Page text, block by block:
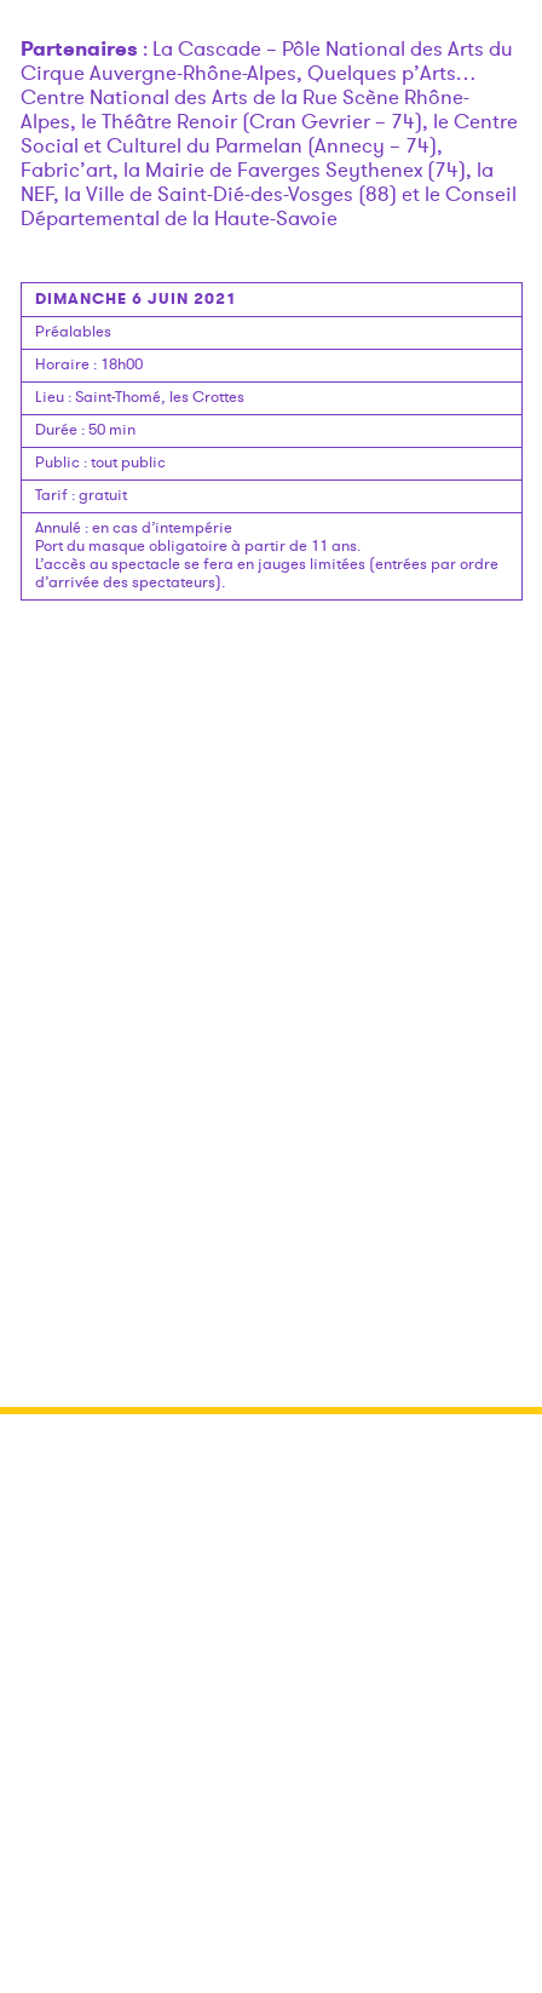
Partenaires : La Cascade – Pôle National des Arts du
Cirque Auvergne-Rhône-Alpes, Quelques p’Arts…
Centre National des Arts de la Rue Scène Rhône-
Alpes, le Théâtre Renoir (Cran Gevrier – 74), le Centre
Social et Culturel du Parmelan (Annecy – 74),
Fabric’art, la Mairie de Faverges Seythenex (74), la
NEF, la Ville de Saint-Dié-des-Vosges (88) et le Conseil
Départemental de la Haute-Savoie
DIMANCHE 6 JUIN 2021
Préalables
Horaire: 18h00
Lieu:Saint-Thomé, les Crottes
Durée:50 min
Public:tout public
Tarif:gratuit
Annulé:en cas d’intempérie
Port du masque obligatoire à partir de 11 ans.
L’accès au spectacle se fera en jauges limitées (entrées par ordre
d’arrivée des spectateurs).